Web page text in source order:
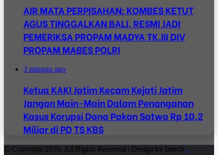
AIR MATA PERPISAHAN: KOMBES KETUT
AGUS TINGGALKAN BALI, RESMI JADI
PEMERIKSA PROPAM MADYA TK.III DIV
PROPAM MABES POLRI
3 minggu ago
Ketua KAKI Jatim Kecam Kejati Jatim
Jangan Main-Main Dalam Penanganan
Kasus Korupsi Dana Pakan Satwa Rp 10,2
Miliar di PD TS KBS
© Copyright 2026, All Rights Reserved | Design by Intech .